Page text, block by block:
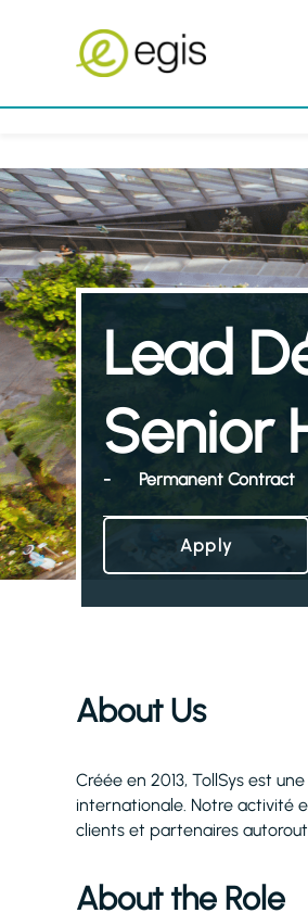
Lead
Senior
- Permanent Contract
Apply
About Us
Créée en 2013, TollSys est
internationale. Notre activité
clients et partenaires
About the Role